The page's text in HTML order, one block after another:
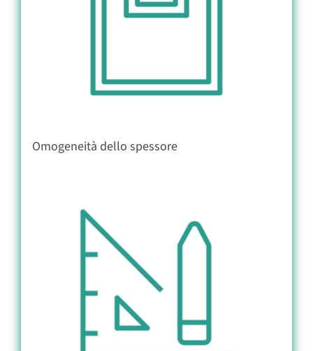
Omogeneità dello spessore